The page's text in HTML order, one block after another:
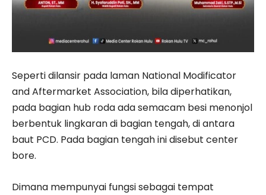
Seperti dilansir pada laman National Modificator
and Aftermarket Association, bila diperhatikan,
pada bagian hub roda ada semacam besi menonjol
berbentuk lingkaran di bagian tengah, di antara
baut PCD. Pada bagian tengah ini disebut center
bore.
Dimana mempunyai fungsi sebagai tempat